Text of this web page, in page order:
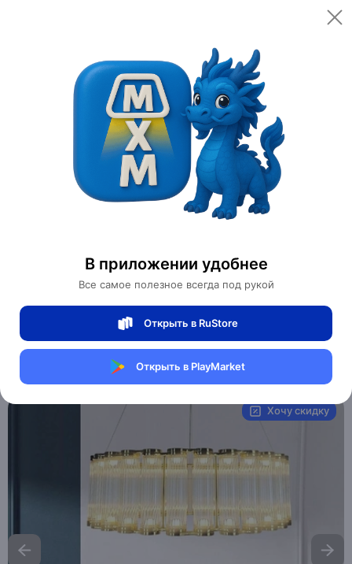
В приложении удобнее
Все самое полезное всегда под рукой
Открыть в RuStore
Открыть в PlayMarket
Открыть
Категории Светильники
Люстры
100*25, металл, LED.
Магазин Table lamps
MAI_HE__MAI_СEYIZ
Хочу скидку